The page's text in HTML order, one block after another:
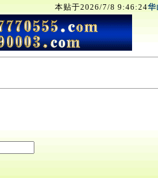
本贴于2026/7/8 9:46:24华